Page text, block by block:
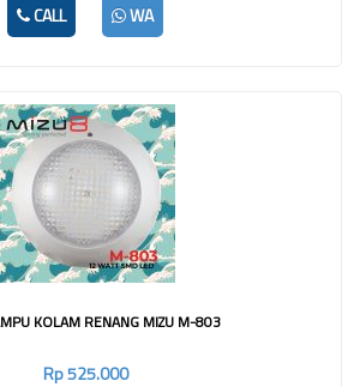
CALL
WA
KOLAM RENANG MIZU M-803
Rp 525.000